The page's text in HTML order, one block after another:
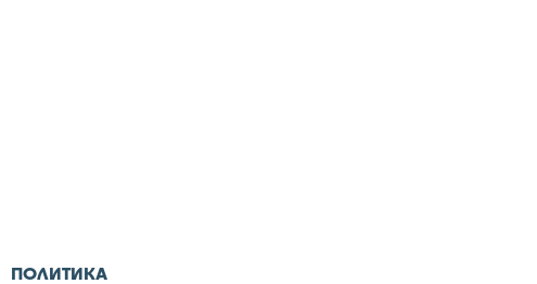
ПОЛИТИКА